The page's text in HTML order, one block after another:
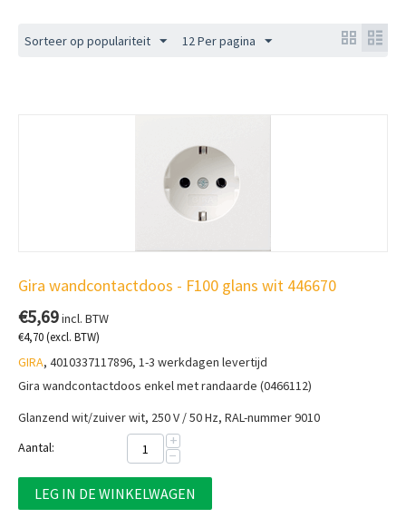
Sorteer op populariteit 12 Per pagina
Gira wandcontactdoos - F100 glans wit 446670
€5,69incl. BTW
€4,70(excl. BTW)
GIRA, 4010337117896, 1-3 werkdagen levertijd
Gira wandcontactdoos enkel met randaarde (0466112)
Glanzend wit/zuiver wit, 250 V / 50 Hz, RAL-nummer 9010
Aantal:
+
−
LEG IN DE WINKELWAGEN